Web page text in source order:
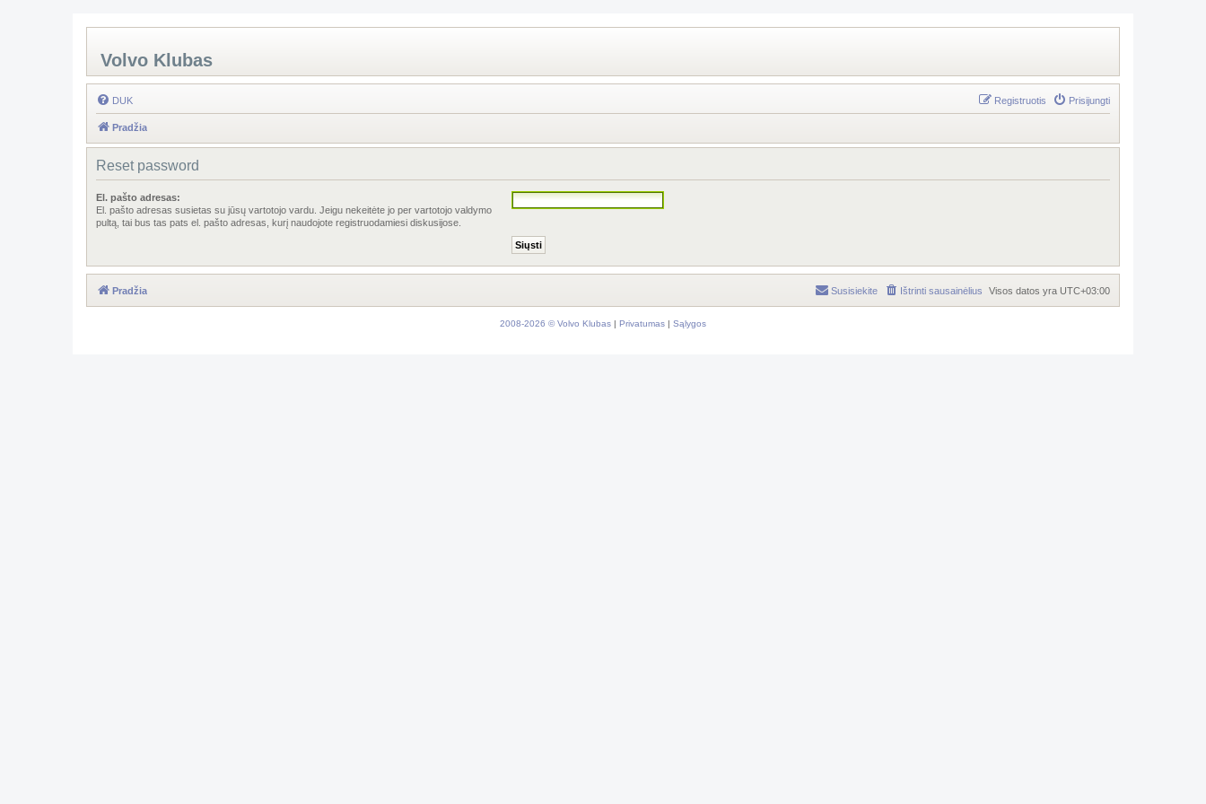
Volvo Klubas
DUK Prisijungti
Registruotis
Pradžia
Reset password
El. pašto adresas:
El. pašto adresas susietas su jūsų vartotojo vardu. Jeigu nekeitėte jo per vartotojo valdymo
pultą, tai bus tas pats el. pašto adresas, kurį naudojote registruodamiesi diskusijose.
Pradžia Visos datos yra UTC+03:00
Ištrinti sausainėlius
Susisiekite
2008-2026 © Volvo Klubas | Privatumas | Sąlygos